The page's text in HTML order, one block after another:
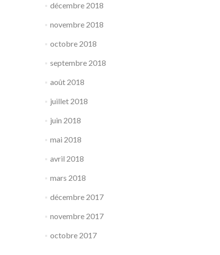
décembre 2018
novembre 2018
octobre 2018
septembre 2018
août 2018
juillet 2018
juin 2018
mai 2018
avril 2018
mars 2018
décembre 2017
novembre 2017
octobre 2017